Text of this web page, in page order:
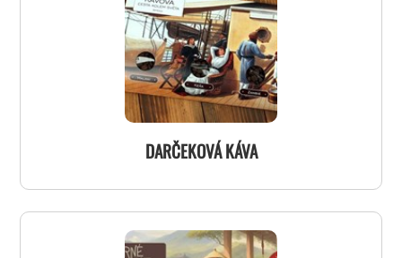
DARČEKOVÁ KÁVA